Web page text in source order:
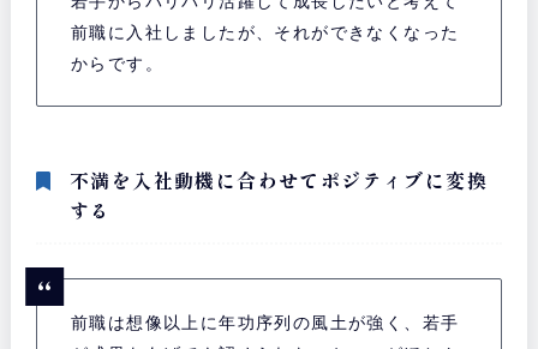
前職に入社しましたが、それができなくなった
からです。
不満を入社動機に合わせてポジティブに変換
する
前職は想像以上に年功序列の風土が強く、若手